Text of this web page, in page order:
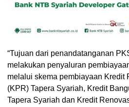
“Tujuan dari penandatanganan
melakukan penyaluran
melalui skema pembiayaan Kredit
(KPR) Tapera Syariah, Kredit
Tapera Syariah dan Kredit